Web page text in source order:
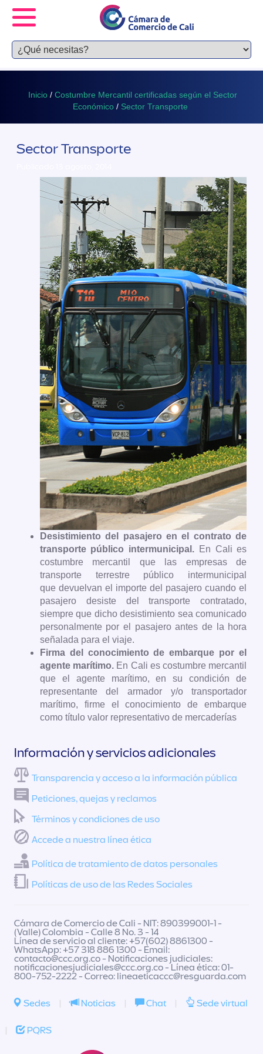
Inicio / Costumbre Mercantil certificadas según el Sector
Económico / Sector Transporte
Sector Transporte
Desistimiento del pasajero en el contrato de
transporte público intermunicipal. En Cali es
costumbre mercantil que las empresas de
transporte terrestre público intermunicipal
que devuelvan el importe del pasajero cuando el
pasajero desiste del transporte contratado,
siempre que dicho desistimiento sea comunicado
personalmente por el pasajero antes de la hora
señalada para el viaje.
Firma del conocimiento de embarque por el
agente marítimo.En Cali es costumbre mercantil
que el agente marítimo, en su condición de
representante del armador y/o transportador
marítimo, firme el conocimiento de embarque
como título valor representativo de mercaderías
Información y servicios adicionales
Transparencia y acceso a la información pública
Peticiones, quejas y reclamos
Términos y condiciones de uso
Accede a nuestra línea ética
Política de tratamiento de datos personales
Políticas de uso de las Redes Sociales
Cámara de Comercio de Cali - NIT: 890399001-1 -
(Valle) Colombia - Calle 8 No. 3 - 14
Línea de servicio al cliente: +57(602) 8861300 -
WhatsApp: +57 318 886 1300 - Email:
contacto@ccc.org.co- Notificaciones judiciales:
notificacionesjudiciales@ccc.org.co- Línea ética: 01-
800-752-2222 - Correo: lineaeticaccc@resguarda.com
Sedes | Noticias | Chat | Sede virtual
| PQRS